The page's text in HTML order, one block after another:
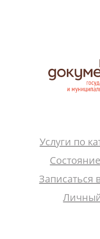
Услуги по
Записаться